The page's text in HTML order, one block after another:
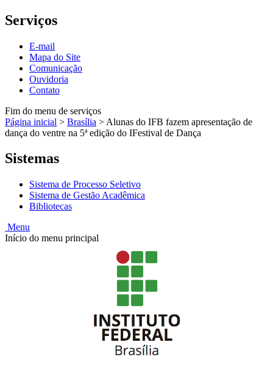
Serviços
E-mail
Mapa do Site
Comunicação
Ouvidoria
Contato
Fim do menu de serviços
Página inicial > Brasília > Alunas do IFB fazem apresentação de
dança do ventre na 5ª edição do IFestival de Dança
Sistemas
Sistema de Processo Seletivo
Sistema de Gestão Acadêmica
Bibliotecas
Menu
Início do menu principal